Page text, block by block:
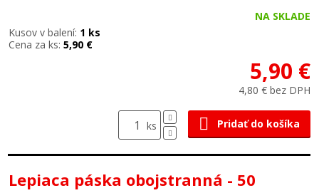
NA SKLADE
Kusov v balení: 1 ks
Cena za ks: 5,90 €
5,90 €
4,80 € bez DPH
ks Pridať do košíka
Lepiaca páska obojstranná - 50